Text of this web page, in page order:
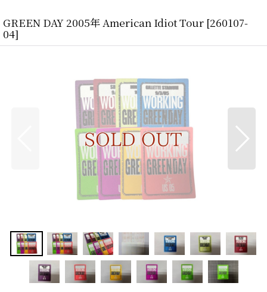
GREEN DAY 2005年 American Idiot Tour [260107-
04]